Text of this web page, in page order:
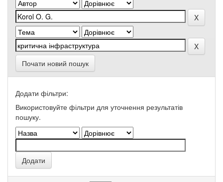
Почати новий пошук
Додати фільтри:
Використовуйте фільтри для уточнення результатів
пошуку.